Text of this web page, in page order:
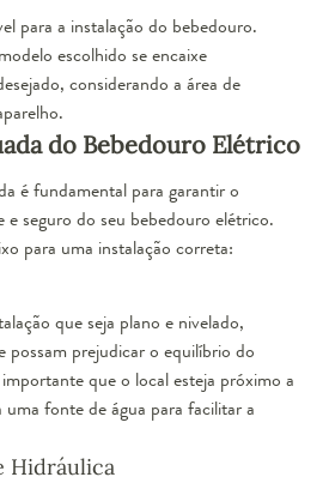
para a instalação do bebedouro.
escolhido se encaixe
considerando a área de
do Bebedouro Elétrico
é fundamental para garantir o
seguro do seu bebedouro elétrico.
para uma instalação correta:
que seja plano e nivelado,
possam prejudicar o equilíbrio do
que o local esteja próximo a
fonte de água para facilitar a
Hidráulica